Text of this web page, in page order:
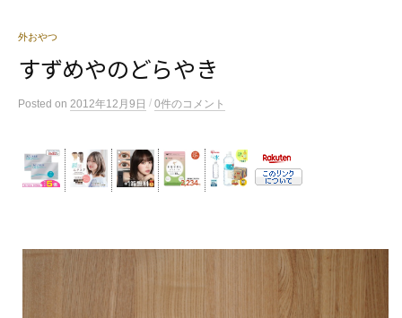
プ
外おやつ
すずめやのどらやき
Posted on 2012年12月9日 / 0件のコメント